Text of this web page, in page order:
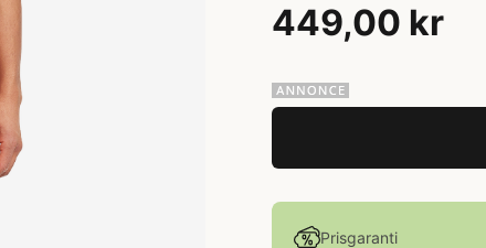
449,00 kr
Prisgaranti